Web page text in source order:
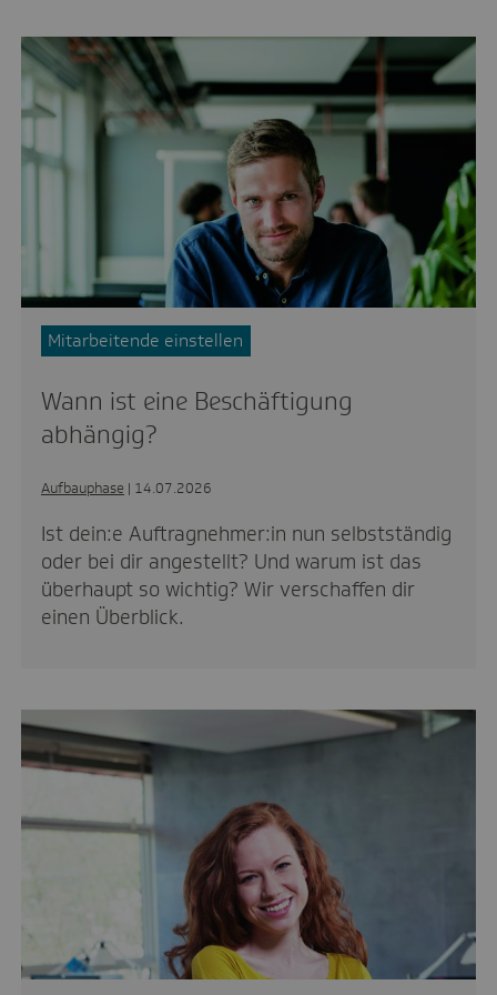
Mitarbeitende einstellen
Wann ist eine Beschäftigung
abhängig?
Aufbauphase | 14.07.2026
Ist dein:e Auftragnehmer:in nun selbstständig
oder bei dir angestellt? Und warum ist das
überhaupt so wichtig? Wir verschaffen dir
einen Überblick.